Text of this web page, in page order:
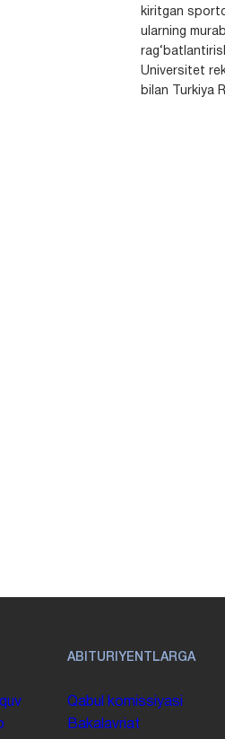
kiritgan
ularning
Universitet
bilan Turkiya
ABITURIYENTLARGA
Qabul komissiyasi
Bakalavriat